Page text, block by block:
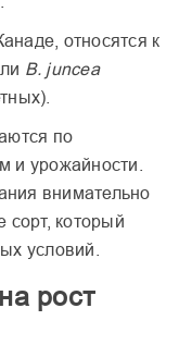
относятся к
В. juncea
по
и урожайности.
внимательно
сорт, который
условий.
рост